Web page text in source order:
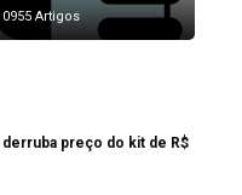
Artigos
preço do kit de R$